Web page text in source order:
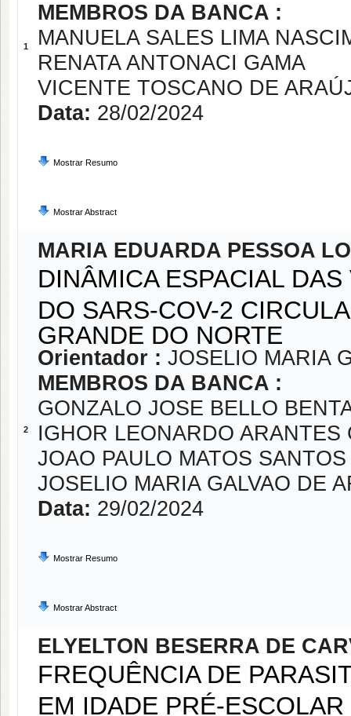
1
MEMBROS DA BANCA :
MANUELA SALES LIMA
RENATA ANTONACI GAMA
VICENTE TOSCANO DE
Data: 28/02/2024
Mostrar Resumo
Mostrar Abstract
2
MARIA EDUARDA PESSOA
DINÂMICA ESPACIAL
DO SARS-COV-2
GRANDE DO NORTE
Orientador : JOSELIO MARIA
MEMBROS DA BANCA :
GONZALO JOSE BELLO
IGHOR LEONARDO ARANTES
JOAO PAULO MATOS
JOSELIO MARIA GALVAO DE
Data: 29/02/2024
Mostrar Resumo
Mostrar Abstract
ELYELTON BESERRA DE
FREQUÊNCIA DE
EM IDADE PRÉ-